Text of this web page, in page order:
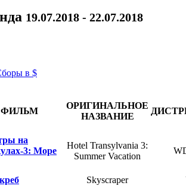
19.07.2018 - 22.07.2018
в $
ФИЛЬМ
ОРИГИНАЛЬНОЕ
НАЗВАНИЕ
на
3: Море
Hotel Transylvania 3:
Summer Vacation
Skyscraper